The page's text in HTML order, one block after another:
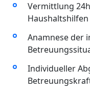
Vermittlung
Haushaltshilfen
Anamnese der
Individueller